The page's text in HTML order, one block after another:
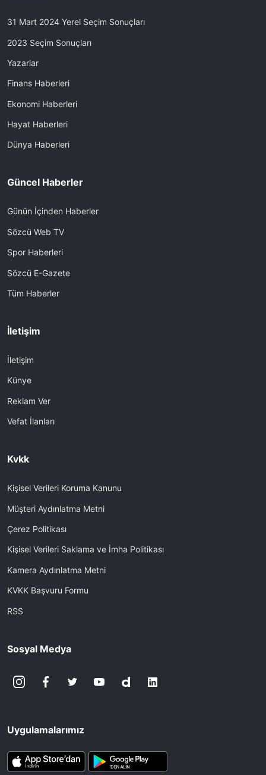
31 Mart 2024 Yerel Seçim Sonuçları
2023 Seçim Sonuçları
Yazarlar
Finans Haberleri
Ekonomi Haberleri
Hayat Haberleri
Dünya Haberleri
Güncel Haberler
Günün İçinden Haberler
Sözcü Web TV
Spor Haberleri
Sözcü E-Gazete
Tüm Haberler
İletişim
İletişim
Künye
Reklam Ver
Vefat İlanları
Kvkk
Kişisel Verileri Koruma Kanunu
Müşteri Aydınlatma Metni
Çerez Politikası
Kişisel Verileri Saklama ve İmha Politikası
Kamera Aydınlatma Metni
KVKK Başvuru Formu
RSS
Sosyal Medya
Uygulamalarımız